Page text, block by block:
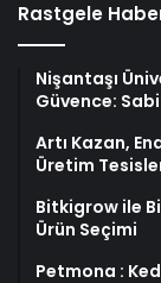
Rastgele
Nişantaşı
Güvence:
Artı Kazan,
Üretim
Bitkigrow ile
Ürün Seçimi
Petmona :